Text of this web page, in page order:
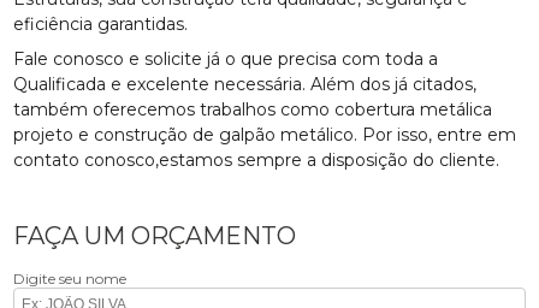
eficiência garantidas.
Fale conosco e solicite já o que precisa com toda a
Qualificada e excelente necessária. Além dos já citados,
também oferecemos trabalhos como cobertura metálica
projeto e construção de galpão metálico. Por isso, entre em
contato conosco,estamos sempre a disposição do cliente.
FAÇA UM ORÇAMENTO
Digite seu nome